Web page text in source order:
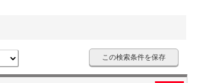
この検索条件を保存